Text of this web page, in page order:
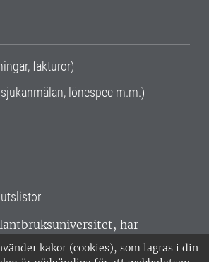
kakor (cookies), som lagras i din
fakturor)
lönespec m.m.)
lantbruksuniversitet, har
hela Sverige. Huvudorter är
och Umeå.SLU är